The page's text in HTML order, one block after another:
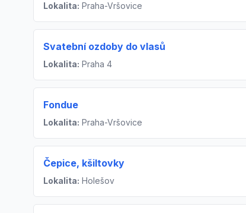
Lokalita: Praha-Vršovice
Svatební ozdoby do vlasů
Lokalita: Praha 4
Fondue
Lokalita: Praha-Vršovice
Čepice, kšiltovky
Lokalita: Holešov